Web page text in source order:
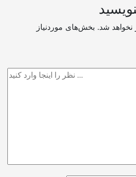
نخواهد شد. بخش‌های موردنیاز